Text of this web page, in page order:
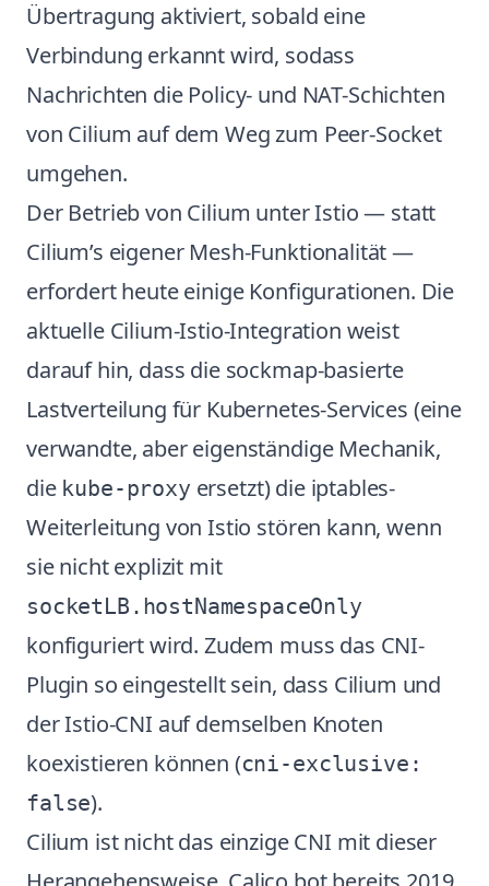
Übertragung aktiviert, sobald eine
Verbindung erkannt wird, sodass
Nachrichten die Policy- und NAT-Schichten
von Cilium auf dem Weg zum Peer-Socket
umgehen.
Der Betrieb von Cilium unter Istio — statt
Cilium’s eigener Mesh-Funktionalität —
erfordert heute einige Konfigurationen. Die
aktuelle Cilium-Istio-Integration weist
darauf hin, dass die sockmap-basierte
Lastverteilung für Kubernetes-Services (eine
verwandte, aber eigenständige Mechanik,
die kube-proxy ersetzt) die iptables-
Weiterleitung von Istio stören kann, wenn
sie nicht explizit mit
socketLB.hostNamespaceOnly
konfiguriert wird. Zudem muss das CNI-
Plugin so eingestellt sein, dass Cilium und
der Istio-CNI auf demselben Knoten
koexistieren können (cni-exclusive:
false).
Cilium ist nicht das einzige CNI mit dieser